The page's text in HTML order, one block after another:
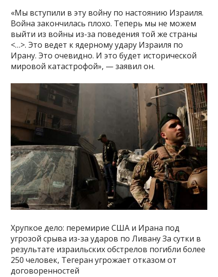
«Мы вступили в эту войну по настоянию Израиля.
Война закончилась плохо. Теперь мы не можем
выйти из войны из-за поведения той же страны
<…>. Это ведет к ядерному удару Израиля по
Ирану. Это очевидно. И это будет исторической
мировой катастрофой», — заявил он.
Хрупкое дело: перемирие США и Ирана под
угрозой срыва из-за ударов по Ливану За сутки в
результате израильских обстрелов погибли более
250 человек, Тегеран угрожает отказом от
договоренностей